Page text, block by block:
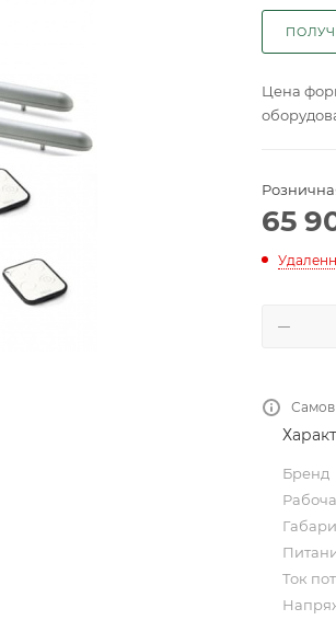
Цена
65
Бренд
Ток